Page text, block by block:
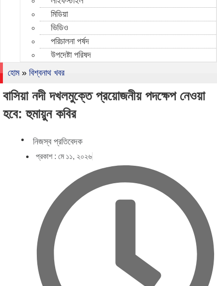
মিডিয়া
ভিডিও
পরিচালনা পর্ষদ
উপদেষ্টা পরিষদ
হোম» বিশ্বনাথ খবর
বাসিয়া নদী দখলমুক্তে প্রয়োজনীয় পদক্ষেপ নেওয়া
হবে: হুমায়ুন কবির
নিজস্ব প্রতিবেদক
প্রকাশ : মে ১১, ২০২৬